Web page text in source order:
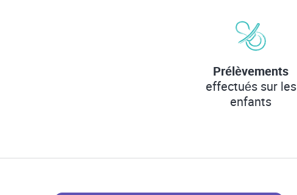
Prélèvements
effectués sur les
enfants